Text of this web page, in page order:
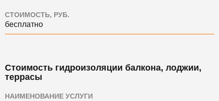
СТОИМОСТЬ, РУБ.
бесплатно
Стоимость гидроизоляции балкона, лоджии,
террасы
НАИМЕНОВАНИЕ УСЛУГИ